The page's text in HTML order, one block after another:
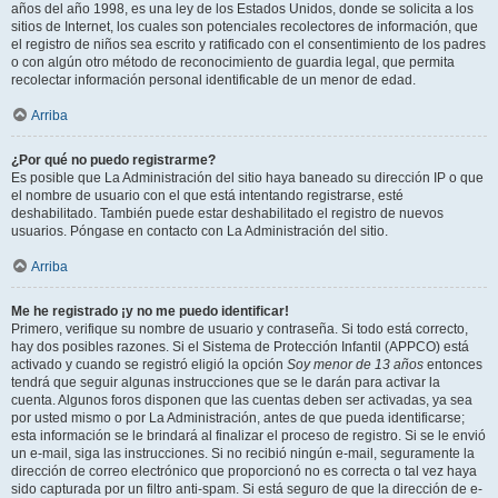
años del año 1998, es una ley de los Estados Unidos, donde se solicita a los
sitios de Internet, los cuales son potenciales recolectores de información, que
el registro de niños sea escrito y ratificado con el consentimiento de los padres
o con algún otro método de reconocimiento de guardia legal, que permita
recolectar información personal identificable de un menor de edad.
Arriba
¿Por qué no puedo registrarme?
Es posible que La Administración del sitio haya baneado su dirección IP o que
el nombre de usuario con el que está intentando registrarse, esté
deshabilitado. También puede estar deshabilitado el registro de nuevos
usuarios. Póngase en contacto con La Administración del sitio.
Arriba
Me he registrado ¡y no me puedo identificar!
Primero, verifique su nombre de usuario y contraseña. Si todo está correcto,
hay dos posibles razones. Si el Sistema de Protección Infantil (APPCO) está
activado y cuando se registró eligió la opción Soy menor de 13 años entonces
tendrá que seguir algunas instrucciones que se le darán para activar la
cuenta. Algunos foros disponen que las cuentas deben ser activadas, ya sea
por usted mismo o por La Administración, antes de que pueda identificarse;
esta información se le brindará al finalizar el proceso de registro. Si se le envió
un e-mail, siga las instrucciones. Si no recibió ningún e-mail, seguramente la
dirección de correo electrónico que proporcionó no es correcta o tal vez haya
sido capturada por un filtro anti-spam. Si está seguro de que la dirección de e-